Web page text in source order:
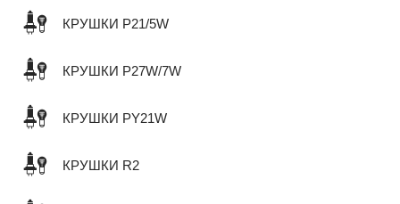
КРУШКИ P21/5W
КРУШКИ P27W/7W
КРУШКИ PY21W
КРУШКИ R2